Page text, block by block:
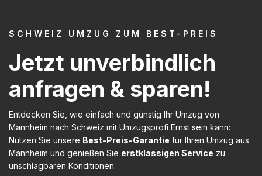
SCHWEIZ UMZUG ZUM BEST-PREIS
Jetzt unverbindlich
anfragen & sparen!
Entdecken Sie, wie einfach und günstig Ihr Umzug von
Mannheim nach Schweiz mit Umzugsprofi Ernst sein kann:
Nutzen Sie unsere Best-Preis-Garantie für Ihren Umzug aus
Mannheim und genießen Sie erstklassigen Service zu
unschlagbaren Konditionen.